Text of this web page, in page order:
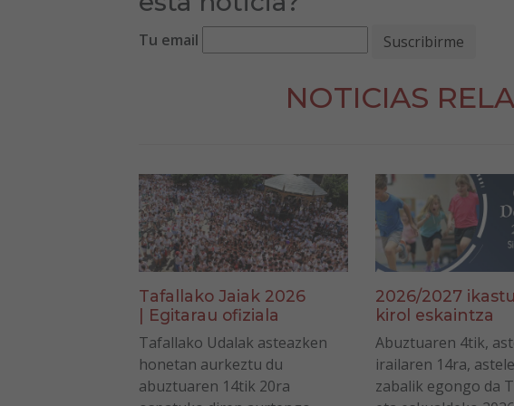
Tu email
NOTICIAS
Tafallako Jaiak 2026
| Egitarau ofiziala
Tafallako Udalak asteazken
honetan aurkeztu du
abuztuaren 14tik 20ra
2026/2027
kirol eskaintza
Abuztuaren 4tik,
irailaren 14ra,
zabalik egongo da